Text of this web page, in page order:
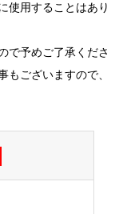
使用することはあり
で予めご了承くださ
もございますので、